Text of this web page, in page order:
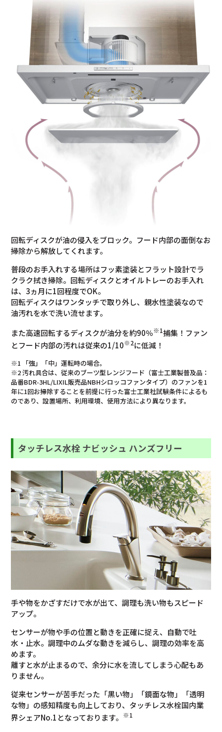
回転ディスクが油の侵入をブロック。フード内部の面倒なお
掃除から解放してくれます。
普段のお手入れする場所はフッ素塗装とフラット設計でラ
クラク拭き掃除。回転ディスクとオイルトレーのお手入れ
は、3ヵ月に1回程度でOK。
回転ディスクはワンタッチで取り外し、親水性塗装なので
油汚れを水で洗い流せます。
また高速回転するディスクが油分を約90％※1捕集！ファン
とフード内部の汚れは従来の1/10※2に低減！
※1 「強」「中」運転時の場合。
※2 汚れ具合は、従来のブーツ型レンジフード（富士工業製普及品：
品番BDR-3HL/LIXIL販売品NBHシロッコファンタイプ）のファンを1
年に1回お掃除することを前提に行った富士工業社試験条件によるも
のであり、設置場所、利用環境、使用方法により異なります。
タッチレス水栓 ナビッシュ ハンズフリー
手や物をかざすだけで水が出て、調理も洗い物もスピード
アップ。
センサーが物や手の位置と動きを正確に捉え、自動で吐
水・止水。調理中のムダな動きを減らし、調理の効率を高
めます。
離すと水が止まるので、余分に水を流してしまう心配もあ
りません。
従来センサーが苦手だった「黒い物」「鏡面な物」「透明
な物」の感知精度も向上しており、タッチレス水栓国内業
界シェアNo.1となっております。 ※1